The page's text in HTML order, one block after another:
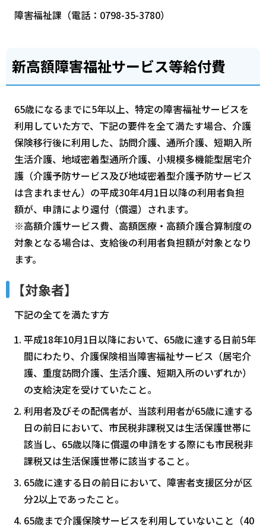
障害福祉課（電話：0798-35-3780）
新高額障害福祉サービス等給付費
65歳になるまでに5年以上、特定の障害福祉サービスを
利用していた方で、下記の要件を全て満たす場合、介護
保険移行後に利用した、訪問介護、通所介護、短期入所
生活介護、地域密着型通所介護、小規模多機能型居宅介
護（介護予防サービス及び地域密着型介護予防サービス
は含まれません）の平成30年4月1日以降の利用者負担
額が、申請により還付（償還）されます。
※高額介護サービス費、高額医療・高額介護合算制度の
対象となる場合は、支給後の利用者負担額が対象となり
ます。
【対象者】
下記の全てを満たす方
平成18年10月1日以降において、65歳に達する日前5年
間にわたり、介護保険相当障害福祉サービス（居宅介
護、重度訪問介護、生活介護、短期入所のいずれか）
の支給決定を受けていたこと。
利用者及びその配偶者が、当該利用者が65歳に達する
日の前日において、市民税非課税又は生活保護世帯に
該当し、65歳以降に償還の申請をする際にも市民税非
課税又は生活保護世帯に該当すること。
65歳に達する日の前日において、障害者支援区分が区
分2以上であったこと。
65歳まで介護保険サービスを利用していないこと（40